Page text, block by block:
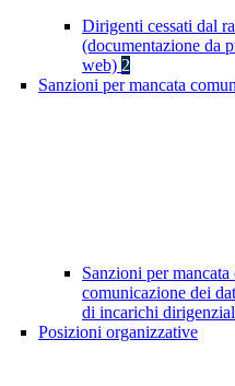
Dirigenti cessati dal
(documentazione da
web) 2
Sanzioni per mancata
Sanzioni per
comunicazione dei
di incarichi
Posizioni organizzative